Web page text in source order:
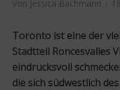
Von Jessica Bachmann
Toronto ist eine der
Stadtteil Roncesvalles
eindrucksvoll
die sich südwestlich